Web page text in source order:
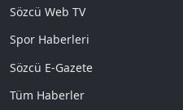
Sözcü Web TV
Spor Haberleri
Sözcü E-Gazete
Tüm Haberler